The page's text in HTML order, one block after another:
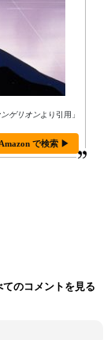
ゲリオンより引用」
Amazon で検索 ▶
のコメントを見る